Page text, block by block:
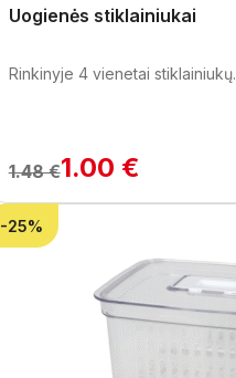
Uogienės stiklainiukai
Rinkinyje 4 vienetai stiklainiukų.
1.48 €1.00 €
-25%